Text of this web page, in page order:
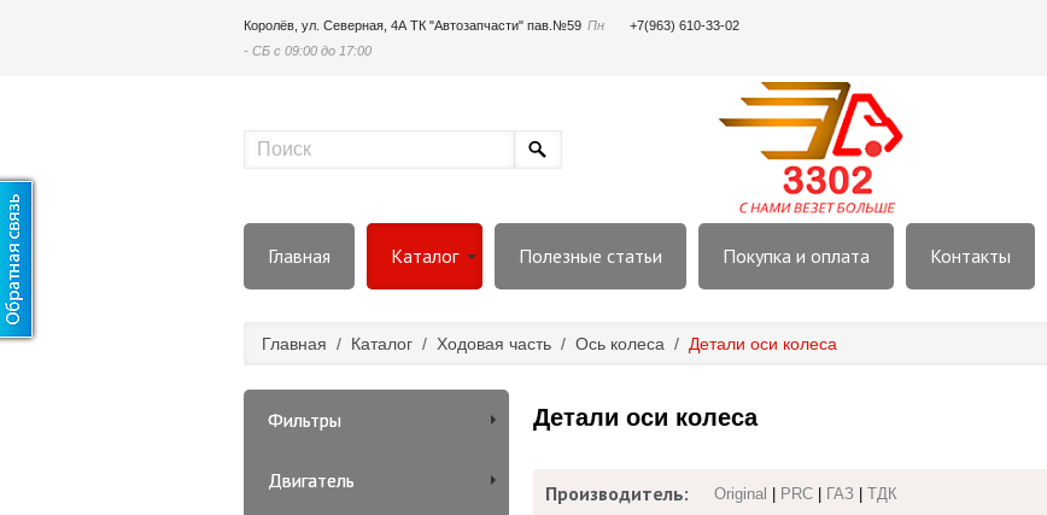
Королёв, ул. Северная, 4А ТК "Автозапчасти" пав.№59 Пн
- СБ с 09:00 до 17:00
+7(963) 610-33-02
Главная Каталог Полезные статьи Покупка и оплата Контакты
Главная / Каталог / Ходовая часть / Ось колеса / Детали оси колеса
Фильтры
Двигатель
Детали оси колеса
Производитель: Original PRC ГАЗ ТДК